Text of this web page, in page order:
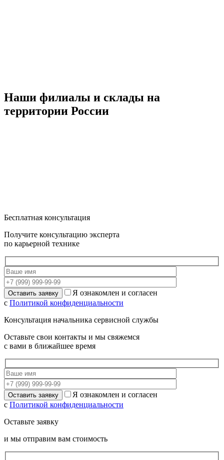
Наши филиалы и склады на
территории России
Бесплатная консультация
Получите консультацию эксперта
по карьерной технике
Я ознакомлен и согласен
с Политикой конфиденциальности
Консультация начальника сервисной службы
Оставьте свои контакты и мы свяжемся
с вами в ближайшее время
Я ознакомлен и согласен
с Политикой конфиденциальности
Оставьте заявку
и мы отправим вам стоимость